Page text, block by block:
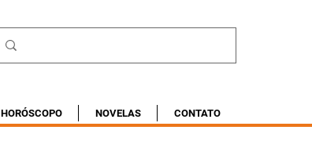
HORÓSCOPO NOVELAS CONTATO